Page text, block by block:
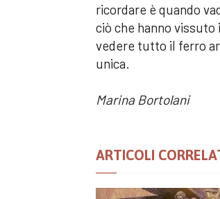
ricordare è quando
ciò che hanno vissuto
vedere tutto il ferro
unica.
Marina Bortolani
ARTICOLI